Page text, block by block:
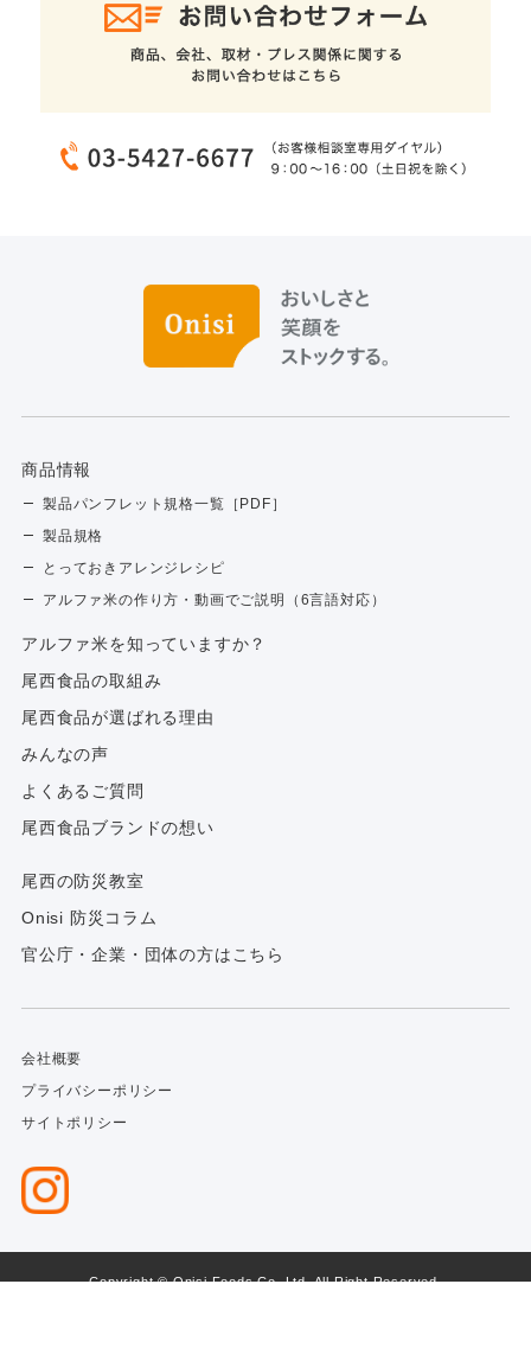
商品情報
製品パンフレット規格一覧［PDF］
製品規格
とっておきアレンジレシピ
アルファ米の作り方・動画でご説明（6言語対応）
アルファ⽶を知っていますか？
尾西食品の取組み
尾西食品が選ばれる理由
みんなの声
よくあるご質問
尾西食品ブランドの想い
尾西の防災教室
Onisi 防災コラム
官公庁・企業・団体の方はこちら
会社概要
プライバシーポリシー
サイトポリシー
Copyright © Onisi Foods Co.,Ltd. All Right Reserved.